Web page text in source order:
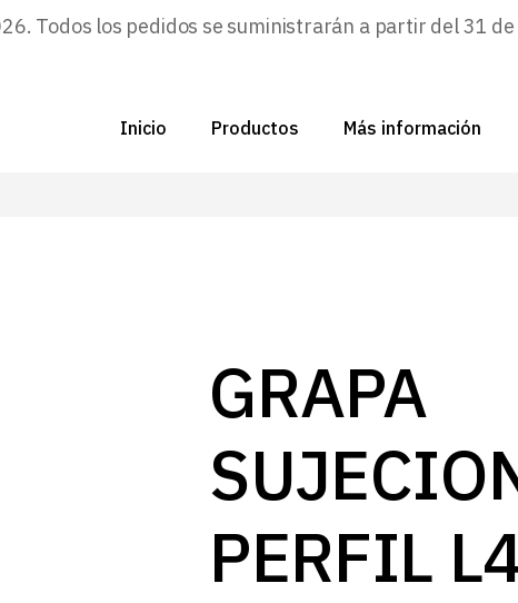
Todos los pedidos se suministrarán a partir del 31
Inicio Productos Más información
FAQs
Proyectos
Zona de inspiración
Blog
GRAPA
PERFIL